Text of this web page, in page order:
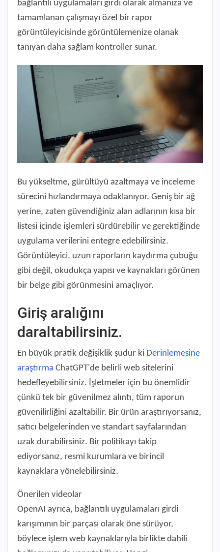
bağlantılı uygulamaları girdi olarak almanıza ve
tamamlanan çalışmayı özel bir rapor
görüntüleyicisinde görüntülemenize olanak
tanıyan daha sağlam kontroller sunar.
Bu yükseltme, gürültüyü azaltmaya ve inceleme
sürecini hızlandırmaya odaklanıyor. Geniş bir ağ
yerine, zaten güvendiğiniz alan adlarının kısa bir
listesi içinde işlemleri sürdürebilir ve gerektiğinde
uygulama verilerini entegre edebilirsiniz.
Görüntüleyici, uzun raporların kaydırma çubuğu
gibi değil, okudukça yapısı ve kaynakları görünen
bir belge gibi görünmesini amaçlıyor.
Giriş aralığını
daraltabilirsiniz.
En büyük pratik değişiklik şudur ki Derinlemesine
araştırma ChatGPT'de belirli web sitelerini
hedefleyebilirsiniz. İşletmeler için bu önemlidir
çünkü tek bir güvenilmez alıntı, tüm raporun
güvenilirliğini azaltabilir. Bir ürün araştırıyorsanız,
satıcı belgelerinden ve standart sayfalarından
uzak durabilirsiniz. Bir politikayı takip
ediyorsanız, resmi kurumlara ve birincil
kaynaklara yönelebilirsiniz.
Önerilen videolar
OpenAI ayrıca, bağlantılı uygulamaları girdi
karışımının bir parçası olarak öne sürüyor,
böylece işlem web kaynaklarıyla birlikte dahili